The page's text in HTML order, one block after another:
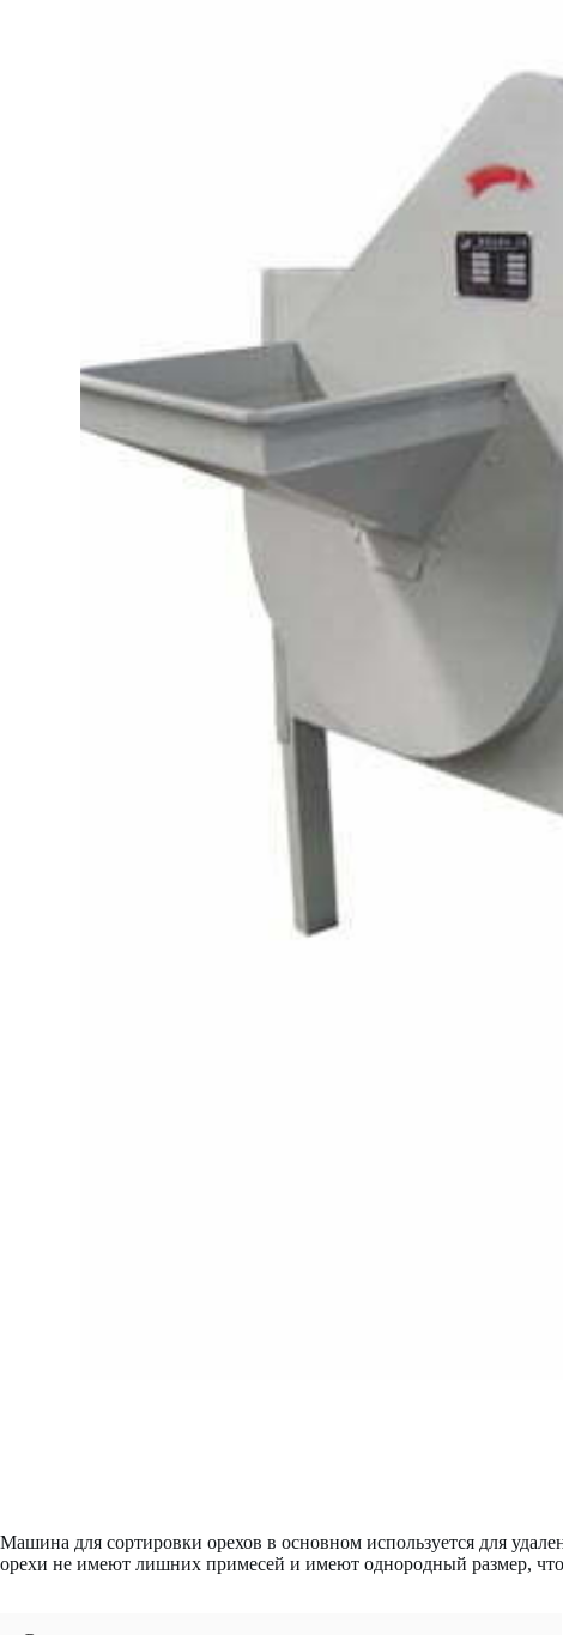
Машина для сортировки орехов в основном используется для
орехи не имеют лишних примесей и имеют однородный размер, что